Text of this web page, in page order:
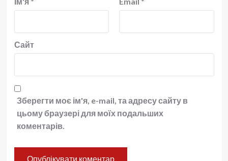
Сайт
Зберегти моє ім'я, e-mail, та адресу сайту в
цьому браузері для моїх подальших
коментарів.